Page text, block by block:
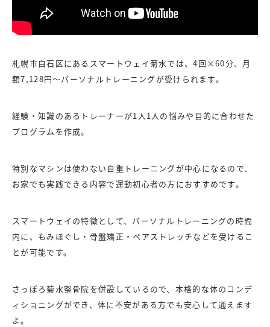
札幌市白石区にあるスマートウェイ菊水では、4回×60分、月
額7,128円～パーソナルトレーニングが受けられます。
経験・知識のあるトレーナーが1人1人の悩みや目的に合わせた
プログラムを作成。
特別なマシンは使わない自重トレーニングが中心になるので、
お家でも実践できる内容で運動初心者の方におすすめです。
スマートウェイの特徴として、パーソナルトレーニングの時間
内に、もみほぐし・骨盤矯正・ペアストレッチなどを受けるこ
とが可能です。
さっぽろ菊水整骨院を併設しているので、本格的な体のコンデ
ィショニングができ、体に不安がある方でも安心して通えます
よ。